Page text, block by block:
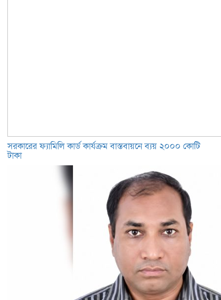
সরকারের ফ্যামিলি কার্ড কার্যক্রম বাস্তবায়নে ব্যয় ২০০০ কোটি
টাকা